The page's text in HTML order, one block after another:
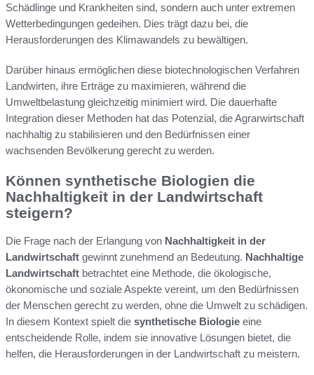
Schädlinge und Krankheiten sind, sondern auch unter extremen
Wetterbedingungen gedeihen. Dies trägt dazu bei, die
Herausforderungen des Klimawandels zu bewältigen.
Darüber hinaus ermöglichen diese biotechnologischen Verfahren
Landwirten, ihre Erträge zu maximieren, während die
Umweltbelastung gleichzeitig minimiert wird. Die dauerhafte
Integration dieser Methoden hat das Potenzial, die Agrarwirtschaft
nachhaltig zu stabilisieren und den Bedürfnissen einer
wachsenden Bevölkerung gerecht zu werden.
Können synthetische Biologien die
Nachhaltigkeit in der Landwirtschaft
steigern?
Die Frage nach der Erlangung von Nachhaltigkeit in der
Landwirtschaft gewinnt zunehmend an Bedeutung. Nachhaltige
Landwirtschaft betrachtet eine Methode, die ökologische,
ökonomische und soziale Aspekte vereint, um den Bedürfnissen
der Menschen gerecht zu werden, ohne die Umwelt zu schädigen.
In diesem Kontext spielt die synthetische Biologie eine
entscheidende Rolle, indem sie innovative Lösungen bietet, die
helfen, die Herausforderungen in der Landwirtschaft zu meistern.